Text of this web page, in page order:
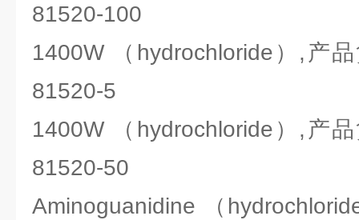
81520-100
1400W （hydrochloride）,产
81520-5
1400W （hydrochloride）,产
81520-50
Aminoguanidine （